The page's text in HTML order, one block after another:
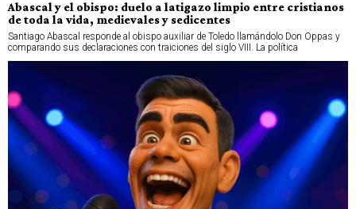
Abascal y el obispo: duelo a latigazo limpio entre cristianos
de toda la vida, medievales y sedicentes
Santiago Abascal responde al obispo auxiliar de Toledo llamándolo Don Oppas y
comparando sus declaraciones con traiciones del siglo VIII. La política